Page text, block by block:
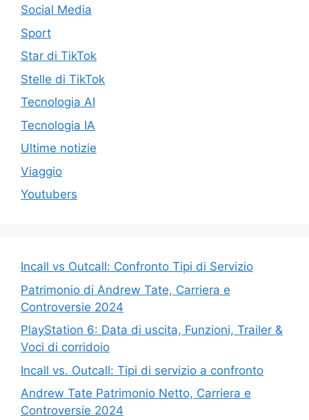
Social Media
Sport
Star di TikTok
Stelle di TikTok
Tecnologia AI
Tecnologia IA
Ultime notizie
Viaggio
Youtubers
Incall vs Outcall: Confronto Tipi di Servizio
Patrimonio di Andrew Tate, Carriera e
Controversie 2024
PlayStation 6: Data di uscita, Funzioni, Trailer &
Voci di corridoio
Incall vs. Outcall: Tipi di servizio a confronto
Andrew Tate Patrimonio Netto, Carriera e
Controversie 2024